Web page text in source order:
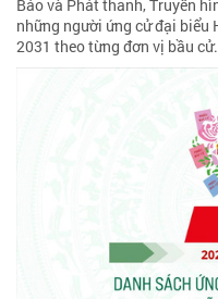
Báo và Phát thanh, Truyền
những người ứng cử đại biểu
2031 theo từng đơn vị bầu cử.